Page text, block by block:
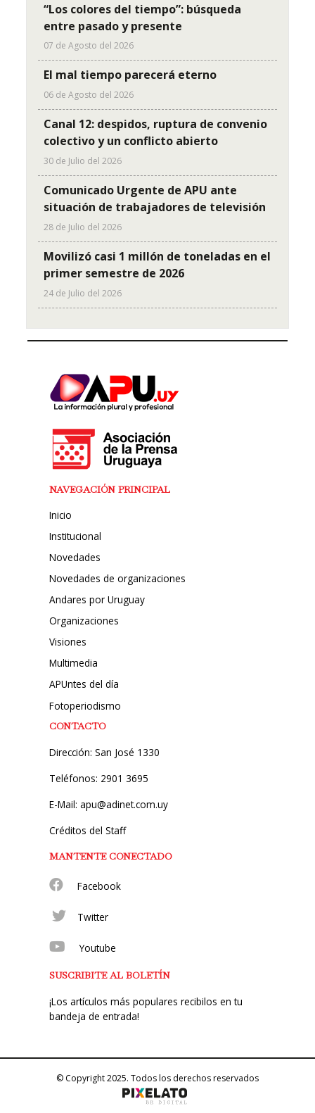
“Los colores del tiempo”: búsqueda
entre pasado y presente
07 de Agosto del 2026
El mal tiempo parecerá eterno
06 de Agosto del 2026
Canal 12: despidos, ruptura de convenio
colectivo y un conflicto abierto
30 de Julio del 2026
Comunicado Urgente de APU ante
situación de trabajadores de televisión
28 de Julio del 2026
Movilizó casi 1 millón de toneladas en el
primer semestre de 2026
24 de Julio del 2026
NAVEGACIÓN PRINCIPAL
Inicio
Institucional
Novedades
Novedades de organizaciones
Andares por Uruguay
Organizaciones
Visiones
Multimedia
APUntes del día
Fotoperiodismo
CONTACTO
Dirección: San José 1330
Teléfonos: 2901 3695
E-Mail: apu@adinet.com.uy
Créditos del Staff
MANTENTE CONECTADO
Facebook
Twitter
Youtube
SUSCRIBITE AL BOLETÍN
¡Los artículos más populares recibilos en tu
bandeja de entrada!
© Copyright 2025. Todos los derechos reservados